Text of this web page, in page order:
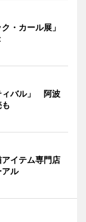
・カール展」
ィバル」 阿波
イテム専門店
アル